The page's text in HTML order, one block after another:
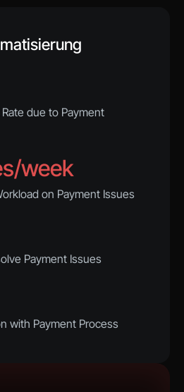
due to Payment
week
on Payment Issues
Payment Issues
with Payment Process